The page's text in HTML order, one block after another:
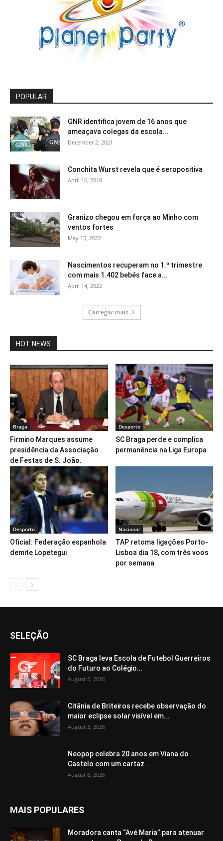
POPULAR
GNR identifica jovem de 16 anos que
ameaçava colegas da escola...
December 2, 2021
Conchita Wurst revela que é seropositiva
April 16, 2018
Granizo chegou em força ao Minho com
ventos fortes
May 15, 2022
Nascimentos recuperam no 1.º trimestre
com mais 1.402 bebés face a...
April 14, 2022
Carregar mais
HOT NEWS
Braga
Firmino Marques assume
presidência da Associação
de Festas de S. João.
Desporto
SC Braga perde e complica
permanência na Liga Europa
Desporto
Oficial: Federação espanhola
demite Lopetegui
Nacional
TAP retoma ligações Porto-
Lisboa dia 18, com três voos
por semana
SELEÇÃO
SC Braga leva Escola de Futebol Guerreiros
do Futuro ao Colégio...
August 5, 2026
Citânia de Briteiros recebe observação do
maior eclipse solar visível em...
August 3, 2026
Neopop celebra 20 anos em Viana do
Castelo com um cartaz...
August 6, 2026
MAIS POPULARES
Moradora canta “Avé Maria” para atenuar